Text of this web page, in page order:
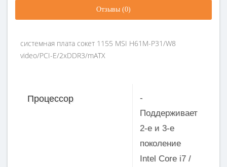
Отзывы (0)
системная плата сокет 1155 MSI H61M-P31/W8
video/PCI-E/2xDDR3/mATX
Процессор
-
Поддерживает
2-е и 3-е
поколение
Intel Core i7 /